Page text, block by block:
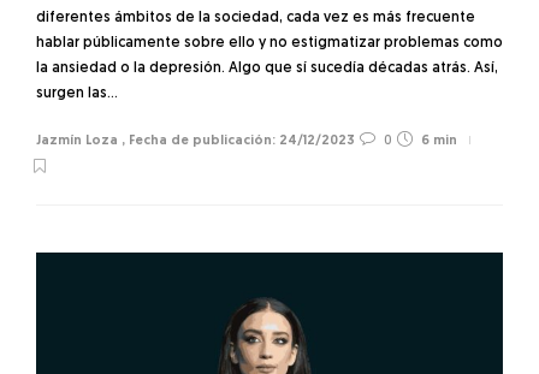
diferentes ámbitos de la sociedad, cada vez es más frecuente
hablar públicamente sobre ello y no estigmatizar problemas como
la ansiedad o la depresión. Algo que sí sucedía décadas atrás. Así,
surgen las…
Jazmín Loza , 24/12/2023 0 6 min